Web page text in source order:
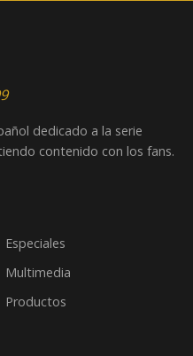
dedicado a la serie
contenido con los fans.
Especiales
Multimedia
Productos